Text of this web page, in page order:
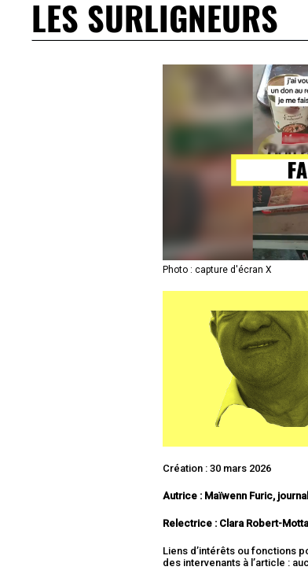
LES SURLIGNEURS
Photo : capture d'écran X
Création : 30 mars 2026
Autrice : Maïwenn Furic,
Relectrice : Clara Robert-
Liens d’intérêts ou fonctions
des intervenants à l’article :